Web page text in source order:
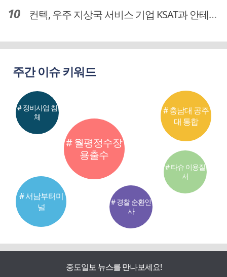
컨텍, 우주 지상국 서비스 기업 KSAT과 안테나 6기 계약 체결
주간 이슈 키워드
# 월평정수장
용출수
# 서남부터미
널
# 충남대 공주
대 통합
# 정비사업 침
체
# 경찰 순환인
사
# 타슈 이용질
서
중도일보 뉴스를 만나보세요!